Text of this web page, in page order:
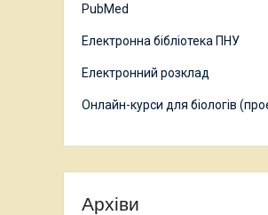
PubMed
Електронна бібліотека ПНУ
Електронний розклад
Онлайн-курси для біологів
Архіви